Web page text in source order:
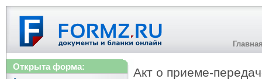
Открыта форма:
Акт о приеме-